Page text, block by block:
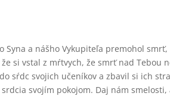
Syna a nášho Vykupiteľa premohol
si vstal z mŕtvych, že smrť nad Tebou
sŕdc svojich učeníkov a zbavil si ich
svojím pokojom. Daj nám smelosti,